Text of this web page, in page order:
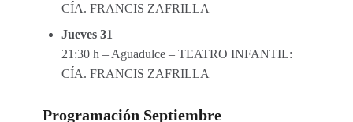
CÍA. FRANCIS ZAFRILLA
Jueves 31
21:30 h – Aguadulce – TEATRO INFANTIL:
CÍA. FRANCIS ZAFRILLA
Programación Septiembre